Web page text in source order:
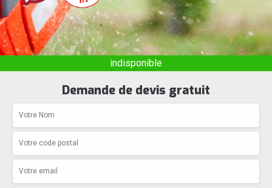
indisponible
Demande de devis gratuit